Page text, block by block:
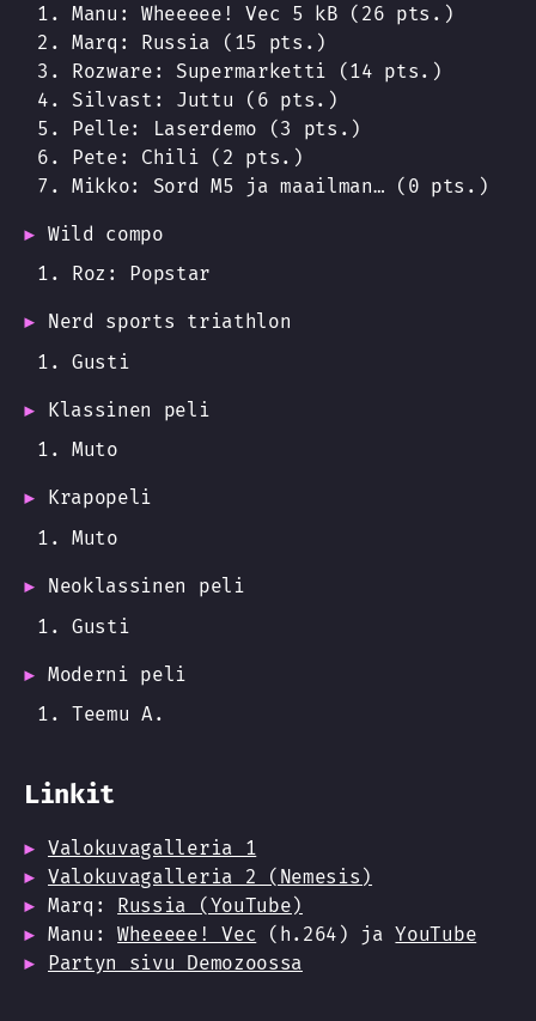
Manu: Wheeeee! Vec 5 kB (26 pts.)
Marq: Russia (15 pts.)
Rozware: Supermarketti (14 pts.)
Silvast: Juttu (6 pts.)
Pelle: Laserdemo (3 pts.)
Pete: Chili (2 pts.)
Mikko: Sord M5 ja maailman… (0 pts.)
Wild compo
Roz: Popstar
Nerd sports triathlon
Gusti
Klassinen peli
Muto
Krapopeli
Muto
Neoklassinen peli
Gusti
Moderni peli
Teemu A.
Linkit
Valokuvagalleria 1
Valokuvagalleria 2 (Nemesis)
Marq: Russia (YouTube)
Manu:Wheeeee! Vec (h.264) jaYouTube
Partyn sivu Demozoossa